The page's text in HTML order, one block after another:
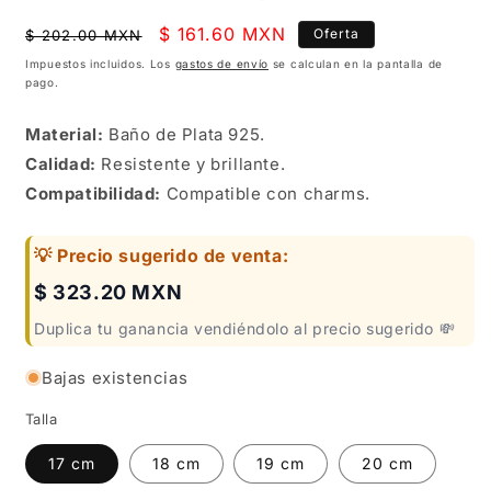
Precio
habitual
$ 202.00 MXN
Precio
de
$ 161.60 MXN Oferta
Impuestos incluidos. Los gastos de envío se calculan en la pantalla de
pago.
Material: Baño de Plata 925.
Calidad: Resistente y brillante.
Compatibilidad: Compatible con charms.
💡 Precio sugerido de venta:
$ 323.20 MXN
Duplica tu ganancia vendiéndolo al precio sugerido 💸
Bajas existencias
Talla
17 cm 18 cm 19 cm 20 cm